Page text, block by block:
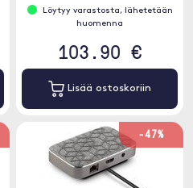
Löytyy varastosta, lähetetään
huomenna
103.90 €
Lisää ostoskoriin
-47%